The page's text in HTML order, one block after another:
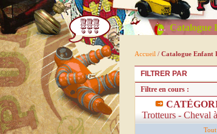
Catalogue
Accueil / Catalogue Enfant
FILTRER PAR
Filtre en cours :
Trotteurs - Cheval